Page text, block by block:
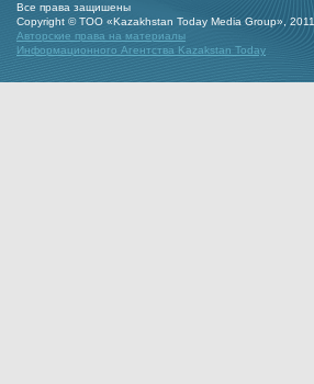
Все права защишены
Copyright © ТОО «Kazakhstan Today Media Group», 2011
Авторские права на материалы
Информационного Агентства Kazakstan Today